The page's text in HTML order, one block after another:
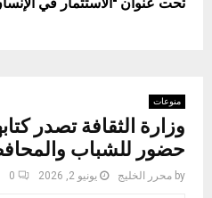
منوعات
حضور للشباب
by محرر الخليج يونيو 2, 2026 0